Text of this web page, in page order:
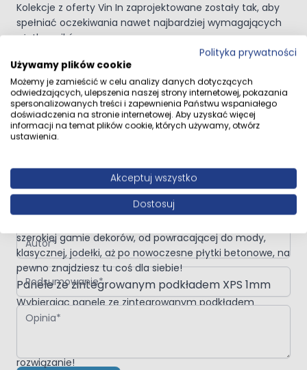
Kolekcje z oferty Vin In zaprojektowane zostały tak, aby
spełniać oczekiwania nawet najbardziej wymagających
użytkowników.
Kolekcja Jazz to powrót do klasyki - wyjątkowo piękne
dębowe dekoryz wyraźnie podkreślonym usłojeniem w
tradycyjnych, naturalnych odcieniach dębu, a także,
specjalnie dla fanów wnętrz o nowoczesnym
charakterze, dwadekory kamiennew tonie zimnych
odwzorowanie faktury drewna, którą dodatkowo
podkreśla 4-stronna V-fuga, to wszystko daje wrażenie
prawdziwych drewnianych desek.
szerokiej gamie dekorów, od powracającej do mody,
klasycznej, jodełki, aż po nowoczesne płytki betonowe, na
pewno znajdziesz tu coś dla siebie!
Panele ze zintegrowanym podkładem XPS 1mm
Wybierając panele ze zintegrowanym podkładem
oszczędzasz pieniądze, a także czas przeznaczony na
rozwiązanie!
Opinie klientów
Napisz własną recenzję
Autor
Podsumowanie
Opinia
Polityka prywatności
Używamy plików cookie
Możemy je zamieścić w celu analizy danych dotyczących
odwiedzających, ulepszenia naszej strony internetowej, pokazania
spersonalizowanych treści i zapewnienia Państwu wspaniałego
doświadczenia na stronie internetowej. Aby uzyskać więcej
informacji na temat plików cookie, których używamy, otwórz
ustawienia.
Akceptuj wszystko
Dostosuj